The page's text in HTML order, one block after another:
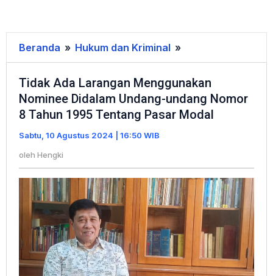
Beranda » Hukum dan Kriminal »
Ada
Larangan
Menggunakan
Nominee
undang
Nomor
8
Tahun
1995
Tentang
Pasar
Tidak Ada Larangan Menggunakan
Nominee Didalam Undang-undang Nomor
8 Tahun 1995 Tentang Pasar Modal
Sabtu, 10 Agustus 2024 | 16:50 WIB
oleh Hengki